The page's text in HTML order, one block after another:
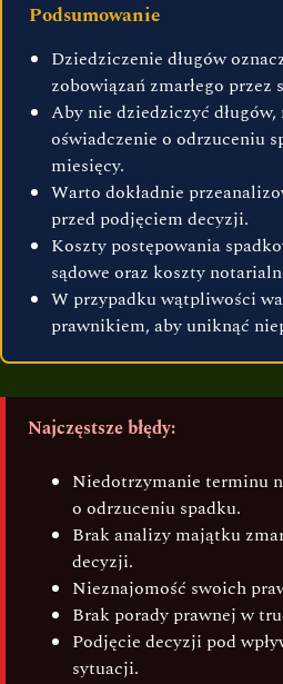
Podsumowanie
Dziedziczenie długów
zobowiązań zmarłego przez
Aby nie dziedziczyć długów,
oświadczenie o odrzuceniu
miesięcy.
Warto dokładnie
przed podjęciem decyzji.
Koszty postępowania
sądowe oraz koszty
W przypadku wątpliwości
prawnikiem, aby uniknąć
Najczęstsze błędy:
Niedotrzymanie terminu
o odrzuceniu spadku.
Brak analizy majątku
decyzji.
Nieznajomość swoich
Brak porady prawnej w
Podjęcie decyzji pod
sytuacji.